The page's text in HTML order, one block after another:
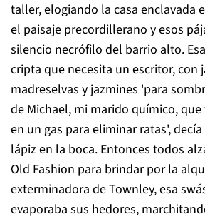
taller, elogiando la casa enclavada
el paisaje precordillerano y esos
silencio necrófilo del barrio alto.
cripta que necesita un escritor, con
madreselvas y jazmines 'para
de Michael, mi marido químico,
en un gas para eliminar ratas',
lápiz en la boca. Entonces todos
Old Fashion para brindar por la
exterminadora de Townley, esa
evaporaba sus hedores,